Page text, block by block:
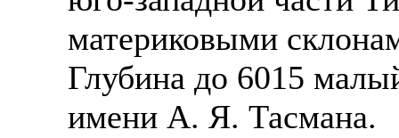
материковыми
Глубина до 6015
имени А. Я. Тасмана.